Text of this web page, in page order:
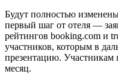
Будут полностью
первый шаг от отеля —
рейтингов booking.com и
участников, которым в
презентацию. Участникам
месяц.